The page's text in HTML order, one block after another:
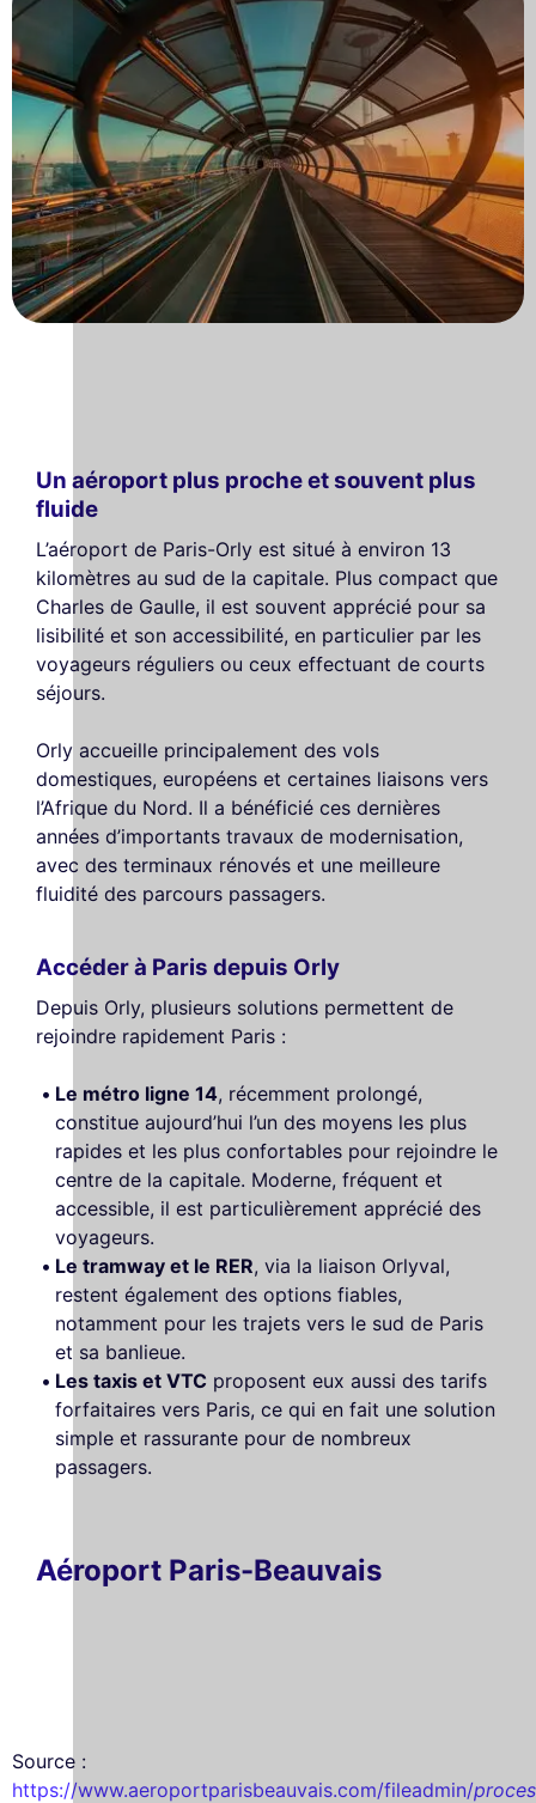
Un aéroport plus proche et souvent plus
fluide
L’aéroport de Paris-Orly est situé à environ 13
kilomètres au sud de la capitale. Plus compact que
Charles de Gaulle, il est souvent apprécié pour sa
lisibilité et son accessibilité, en particulier par les
voyageurs réguliers ou ceux effectuant de courts
séjours.
Orly accueille principalement des vols
domestiques, européens et certaines liaisons vers
l’Afrique du Nord. Il a bénéficié ces dernières
années d’importants travaux de modernisation,
avec des terminaux rénovés et une meilleure
fluidité des parcours passagers.
Accéder à Paris depuis Orly
Depuis Orly, plusieurs solutions permettent de
rejoindre rapidement Paris :
Le métro ligne 14, récemment prolongé,
constitue aujourd’hui l’un des moyens les plus
rapides et les plus confortables pour rejoindre le
centre de la capitale. Moderne, fréquent et
accessible, il est particulièrement apprécié des
voyageurs.
Le tramway et le RER, via la liaison Orlyval,
restent également des options fiables,
notamment pour les trajets vers le sud de Paris
et sa banlieue.
Les taxis et VTC proposent eux aussi des tarifs
forfaitaires vers Paris, ce qui en fait une solution
simple et rassurante pour de nombreux
passagers.
Aéroport Paris-Beauvais
Source :
https://www.aeroportparisbeauvais.com/fileadmin/